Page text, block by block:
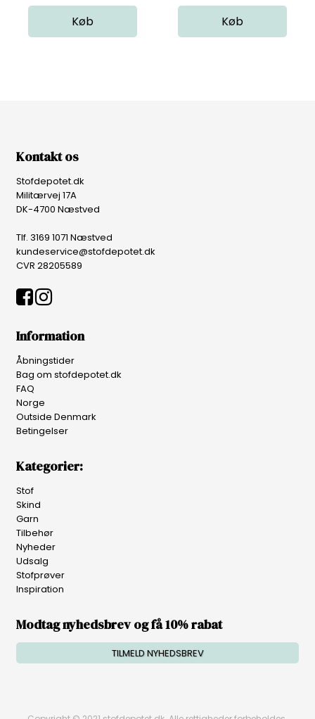
Kontakt os
Stofdepotet.dk
Militærvej 17A
DK-4700 Næstved
Tlf. 3169 1071 Næstved
kundeservice@stofdepotet.dk
CVR 28205589
Information
Åbningstider
Bag om stofdepotet.dk
FAQ
Norge
Outside Denmark
Betingelser
Kategorier:
Stof
Skind
Garn
Tilbehør
Nyheder
Udsalg
Stofprøver
Inspiration
Modtag nyhedsbrev og få 10% rabat
TILMELD NYHEDSBREV